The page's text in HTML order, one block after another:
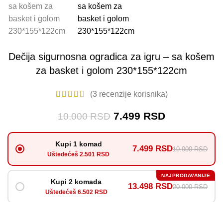
Dečija sigurnosna ogradica za igru – sa košem
za basket i golom 230*155*122cm
(3 recenzije korisnika)
10.000RSD 7.499 RSD
Kupi 1 komad
Uštedećeš 2.501 RSD
7.499 RSD10.000 RSD
Kupi 2 komada
Uštedećeš 6.502 RSD
13.498 RSD20.000 RSD
NAJPRODAVANIJE